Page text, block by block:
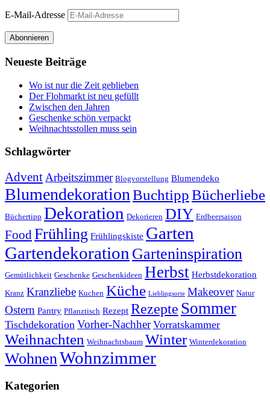
E-Mail-Adresse
Abonnieren
Neueste Beiträge
Wo ist nur die Zeit geblieben
Der Flohmarkt ist neu gefüllt
Zwischen den Jahren
Geschenke schön verpackt
Weihnachtsstollen muss sein
Schlagwörter
Advent Arbeitszimmer Blogvorstellung Blumendeko
Blumendekoration BuchtippBücherliebe
Büchertipp Dekoration Dekorieren DIY Erdbeersaison
FoodFrühling Frühlingskiste Garten
Gartendekoration Garteninspiration
Gemütlichkeit Geschenke Geschenkideen Herbst Herbstdekoration
Kranz Kranzliebe Kuchen Küche Lieblingsorte Makeover Natur
Ostern Pantry Pflanztisch Rezept Rezepte Sommer
Tischdekoration Vorher-Nachher Vorratskammer
Weihnachten Weihnachtsbaum Winter Winterdekoration
WohnenWohnzimmer
Kategorien